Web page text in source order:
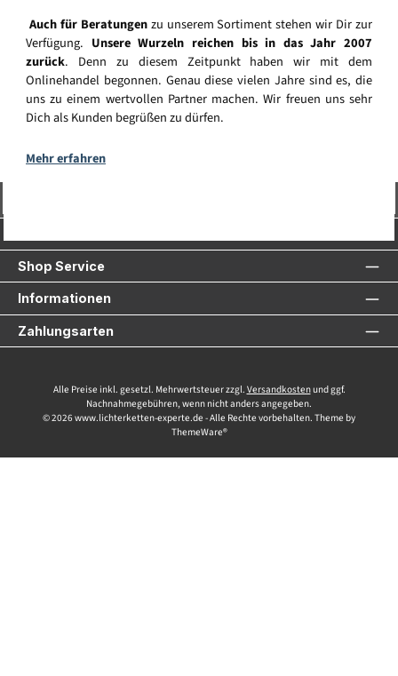
Auch für Beratungenzu unserem Sortiment stehen wir Dir zur
Verfügung. Unsere Wurzeln reichen bis in das Jahr 2007
zurück. Denn zu diesem Zeitpunkt haben wir mit dem
Onlinehandel begonnen. Genau diese vielen Jahre sind es, die
uns zu einem wertvollen Partner machen. Wir freuen uns sehr
Dich als Kunden begrüßen zu dürfen.
Mehr erfahren
Shop Service
Informationen
Zahlungsarten
Alle Preise inkl. gesetzl. Mehrwertsteuer zzgl. Versandkostenund ggf.
Nachnahmegebühren, wenn nicht anders angegeben.
© 2026 www.lichterketten-experte.de - Alle Rechte vorbehalten. Theme by
ThemeWare®